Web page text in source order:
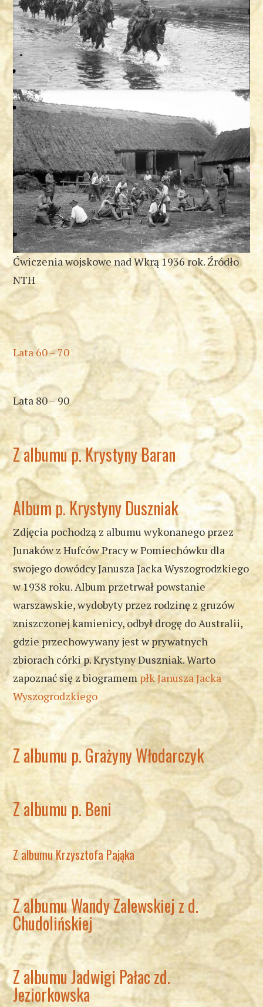
Ćwiczenia wojskowe nad Wkrą 1936 rok. Źródło
NTH
Lata 60 – 70
Lata 80 – 90
Z albumu p. Krystyny Baran
Album p. Krystyny Duszniak
Zdjęcia pochodzą z albumu wykonanego przez
Junaków z Hufców Pracy w Pomiechówku dla
swojego dowódcy Janusza Jacka Wyszogrodzkiego
w 1938 roku. Album przetrwał powstanie
warszawskie, wydobyty przez rodzinę z gruzów
zniszczonej kamienicy, odbył drogę do Australii,
gdzie przechowywany jest w prywatnych
zbiorach córki p. Krystyny Duszniak. Warto
zapoznać się z biogramempłk Janusza Jacka
Wyszogrodzkiego
Z albumu p. Grażyny Włodarczyk
Z albumu p. Beni
Z albumu Krzysztofa Pająka
Z albumu Wandy Zalewskiej z d.
Chudolińskiej
Z albumu Jadwigi Pałac zd.
Jeziorkowska